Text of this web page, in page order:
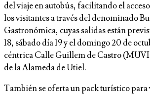
del viaje en autobús, facilitando el
los visitantes a través del denominado
Gastronómica, cuyas salidas están
18, sábado día 19 y el domingo 20 de
céntrica Calle Guillem de Castro
de la Alameda de Utiel.
También se oferta un pack turístico para